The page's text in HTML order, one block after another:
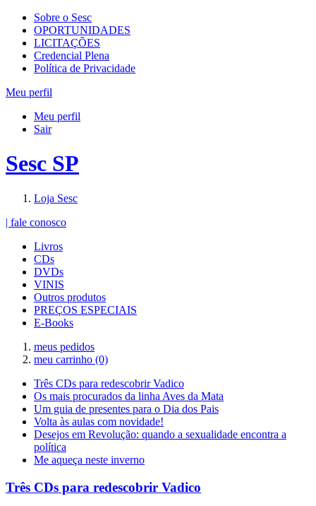
Sobre o Sesc
OPORTUNIDADES
LICITAÇÕES
Credencial Plena
Política de Privacidade
Meu perfil
Meu perfil
Sair
Sesc SP
Loja Sesc
| fale conosco
Livros
CDs
DVDs
VINIS
Outros produtos
PREÇOS ESPECIAIS
E-Books
meus pedidos
meu carrinho (0)
Três CDs para redescobrir Vadico
Os mais procurados da linha Aves da Mata
Um guia de presentes para o Dia dos Pais
Volta às aulas com novidade!
Desejos em Revolução: quando a sexualidade encontra a
política
Me aqueça neste inverno
Três CDs para redescobrir Vadico